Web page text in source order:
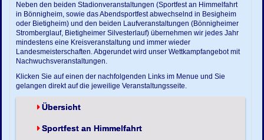
Neben den beiden Stadionveranstaltungen (Sportfest an Himmelfahrt
in Bönnigheim, sowie das Abendsportfest abwechselnd in Besigheim
oder Bietigheim) und den beiden Laufveranstaltungen (Bönnigheimer
Stromberglauf, Bietigheimer Silvesterlauf) übernehmen wir jedes Jahr
mindestens eine Kreisveranstaltung und immer wieder
Landesmeisterschaften. Abgerundet wird unser Wettkampfangebot mit
Nachwuchsveranstaltungen.
Klicken Sie auf einen der nachfolgenden Links im Menue und Sie
gelangen direkt auf die jeweilige Veranstaltungsseite.
Übersicht
Sportfest an Himmelfahrt